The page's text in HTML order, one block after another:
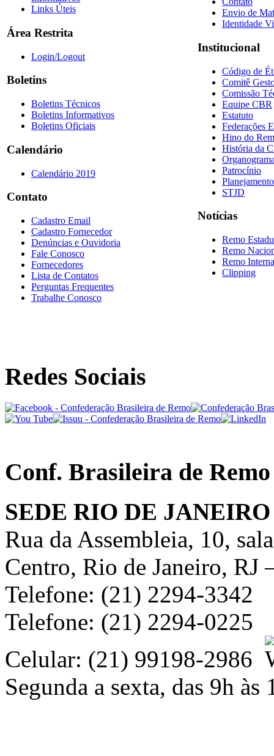
Links Úteis
Área Restrita
Login/Logout
Boletins
Boletins Técnicos
Boletins Informativos
Boletins Oficiais
Calendário
Calendário 2019
Contato
Cadastro Email
Cadastro Fornecedor
Denúncias e Ouvidoria
Fale Conosco
Fornecedores
Lista de Contatos
Perguntas Frequentes
Trabalhe Conosco
Envio de
Identidade
Institucional
Código de
Comitê
Comissão
Equipe CBR
Estatuto
Federações
Hino do
História da
Patrocínio
STJD
Notícias
Remo
Remo
Remo
Clipping
Redes Sociais
Conf. Brasileira de Remo
SEDE RIO DE JANEIRO
Rua da Assembleia, 10,
Centro, Rio de Janeiro, RJ
Telefone: (21) 2294-3342
Telefone: (21) 2294-0225
Celular: (21) 99198-2986
Segunda a sexta, das 9h às